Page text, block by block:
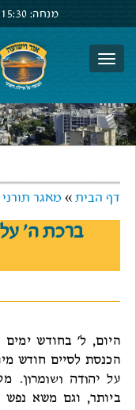
מנחה: 15:30 –
דף הבית » מאגר תורני
ברכת ה' על
היום, ל' בחודש
הכנסת לסיים חודש
על יהודה ושומרון.
ביותר, וגם משא נפש